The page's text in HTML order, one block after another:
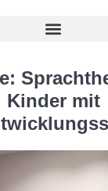
Kinder mit